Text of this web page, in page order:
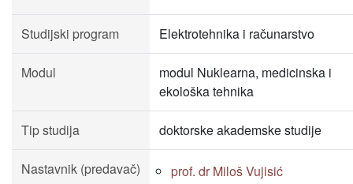
Studijski program Elektrotehnika i računarstvo
Modul
modul Nuklearna, medicinska i
ekološka tehnika
Tip studija doktorske akademske studije
Nastavnik (predavač) prof. dr Miloš Vujisić